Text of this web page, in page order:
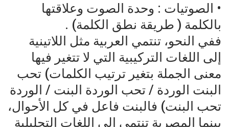
• الصوتيات : وحدة الصوت وعلاقتها
بالكلمة ( طريقة نطق الكلمة) .
ففي النحو، تنتمي العربية مثل اللاتينية
إلى اللغات التركيبية التي لا تتغير فيها
معنى الجملة بتغير ترتيب الكلمات) تحب
البنت الوردة / تحب الوردة البنت / الوردة
تحب البنت) فالبنت فاعل في كل الأحوال،
بينما المصرية تنتمي إلى اللغات التحليلية